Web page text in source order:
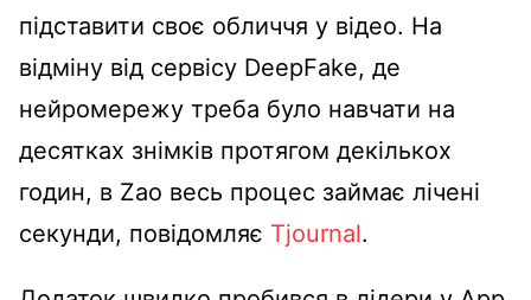
підставити своє обличчя у відео. На
відміну від сервісу DeepFake, де
нейромережу треба було навчати на
десятках знімків протягом декількох
годин, в Zao весь процес займає лічені
секунди, повідомляє Tjournal.